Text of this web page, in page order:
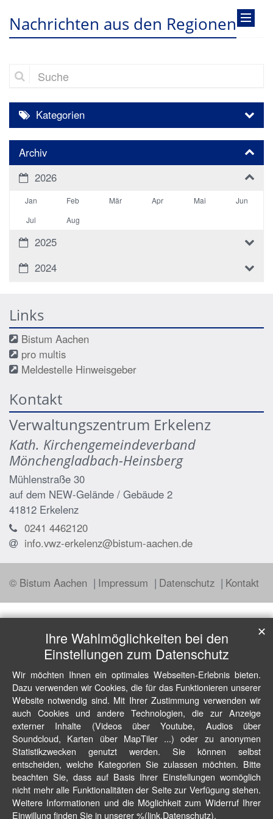
Nachrichten aus den Regionen
Suche
Kategorien
Archiv
2026
Jan Feb Mär Apr Mai
Jun
Jul
Aug
2025
2024
Links
Bistum Aachen
pro multis
Meldestelle Hinweisgeber
Kontakt
Verwaltungszentrum Erkelenz
Kath. Kirchengemeindeverband
Mönchengladbach-Heinsberg
Mühlenstraße 30
auf dem NEW-Gelände / Gebäude 2
41812 Erkelenz
0241 4462120
info.vwz-erkelenz@bistum-aachen.de
© Bistum Aachen Impressum Datenschutz Kontakt
Ihre Wahlmöglichkeiten bei den
Einstellungen zum Datenschutz
Wir möchten Ihnen ein optimales Webseiten-Erlebnis bieten.
Dazu verwenden wir Cookies, die für das Funktionieren unserer
Website notwendig sind. Mit Ihrer Zustimmung verwenden wir
auch Cookies und andere Technologien, die zur Anzeige
externer Inhalte (Videos über Youtube, Audios über
Soundcloud, Karten über MapTiler ...) oder zu anonymen
Statistikzwecken genutzt werden. Sie können selbst
entscheiden, welche Kategorien Sie zulassen möchten. Bitte
beachten Sie, dass auf Basis Ihrer Einstellungen womöglich
nicht mehr alle Funktionalitäten der Seite zur Verfügung stehen.
Weitere Informationen und die Möglichkeit zum Widerruf Ihrer
Einwillung finden Sie in unserer %(link.Datenschutz).
✕